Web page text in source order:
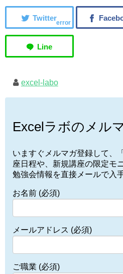
error
excel-labo
Excelラボのメル
いますぐメルマガ登録して、
座日程や、新規講座の限定モ
勉強会情報を直接メールで入
お名前 (必須)
メールアドレス (必須)
ご職業 (必須)